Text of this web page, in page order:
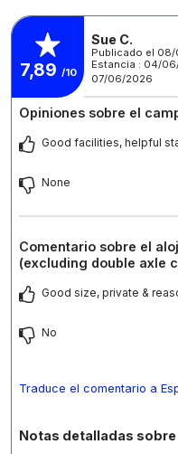
7,89 /10
Sue C.
Publicado el
Estancia : 04/
07/06/2026
Opiniones sobre el
Good facilities, helpful
None
Comentario sobre el
(excluding double axle
Good size, private &
No
Traduce el comentario a
Notas detalladas